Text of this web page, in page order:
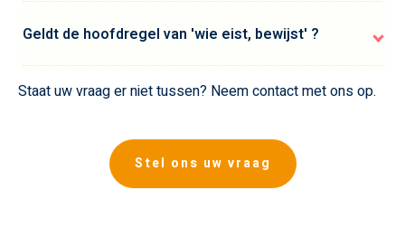
Geldt de hoofdregel van 'wie eist, bewijst' ?
Staat uw vraag er niet tussen? Neem contact met ons op.
Stel ons uw vraag